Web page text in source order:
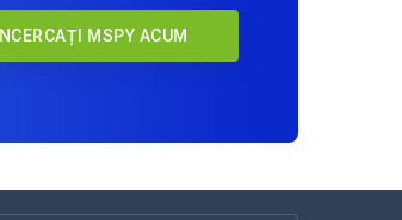
ÎNCERCAȚI MSPY ACUM